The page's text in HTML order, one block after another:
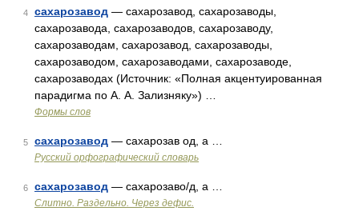
4 сахарозавод — сахарозавод, сахарозаводы,
сахарозавода, сахарозаводов, сахарозаводу,
сахарозаводам, сахарозавод, сахарозаводы,
сахарозаводом, сахарозаводами, сахарозаводе,
сахарозаводах (Источник: «Полная акцентуированная
парадигма по А. А. Зализняку») …
Формы слов
5 сахарозавод — сахарозав од, а …
Русский орфографический словарь
6 сахарозавод — сахарозаво/д, а …
Слитно. Раздельно. Через дефис.